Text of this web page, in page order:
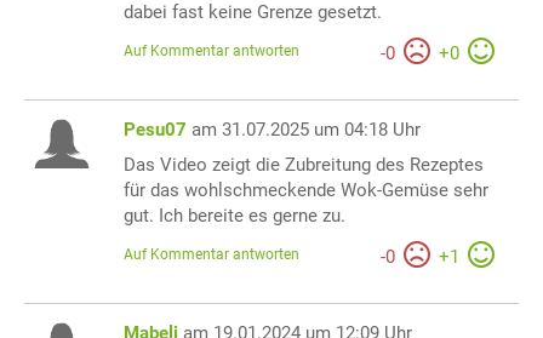
dabei fast keine Grenze gesetzt.
-0 +0
Auf Kommentar antworten
Pesu07 am 31.07.2025 um 04:18 Uhr
Das Video zeigt die Zubreitung des Rezeptes
für das wohlschmeckende Wok-Gemüse sehr
gut. Ich bereite es gerne zu.
-0 +1
Auf Kommentar antworten